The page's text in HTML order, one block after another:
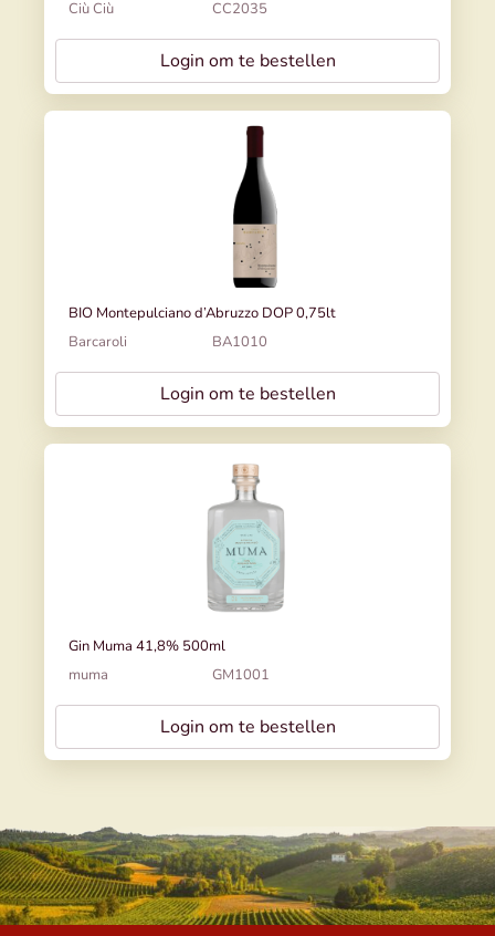
Ciù Ciù
CC2035
Login om te bestellen
BIO Montepulciano d’Abruzzo DOP 0,75lt
Barcaroli
BA1010
Login om te bestellen
Gin Muma 41,8% 500ml
muma
GM1001
Login om te bestellen